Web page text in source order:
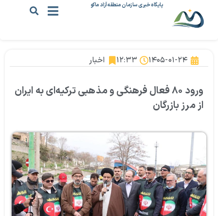
پایگاه خبری سازمان منطقه آزاد ماکو
۱۴۰۵-۰۱-۲۴ ۱۲:۳۳ اخبار
ورود ۸۰ فعال فرهنگی و مذهبی ترکیه‌ای به ایران
از مرز بازرگان